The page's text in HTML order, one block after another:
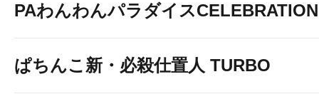
PAわんわんパラダイスCELEBRATION
ぱちんこ新・必殺仕置人 TURBO